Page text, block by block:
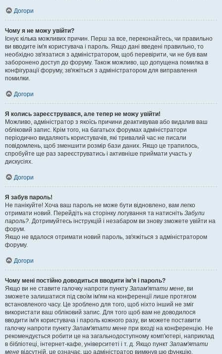
Догори
Чому я не можу увійти?
Існує кілька можливих причин. Перш за все, переконайтесь, чи правильно
ви вводите ім'я користувача і пароль. Якщо дані введені правильно, то
необхідно зв'язатися з адміністратором, щоб перевірити, чи не був вам
заборонено доступ до форуму. Також можливо, що допущена помилка в
конфігурації форуму, зв'яжіться з адміністратором для виправлення
помилки.
Догори
Я колись зареєструвався, але тепер не можу увійти!
Можливо, адміністратор з якоїсь причини деактивував або видалив ваш
обліковий запис. Крім того, на багатьох форумах адміністратори
періодично видаляють користувачів, які тривалий час не писали
повідомлень, щоб зменшити розмір бази даних. Якщо це трапилось,
спробуйте ще раз зареєструватись і активніше приймати участь у
дискусіях.
Догори
Я забув пароль!
Не панікуйте! Хоча ваш пароль не може бути відновлено, вам легко
отримати новий. Перейдіть на сторінку логування та натисніть Забули
пароль?. Дотримуйтесь інструкцій і незабаром ви знову зможете увійти на
форум.
Якщо не вдалося отримати новий пароль, зв'яжіться з адміністратором
форуму.
Догори
Чому мені постійно доводиться вводити ім’я і пароль?
Якщо ви не ставите галочку напроти пункту Запам'ятати мене, ви
зможете залишатися під своїм ім'ям на конференції лише протягом
встановленого часу. Це зроблено для того, щоб ніхто інший не зміг
використати ваш обліковий запис. Для того щоб вам не доводилося
вводити ім'я користувача і пароль кожного разу, ви можете поставити
галочку напроти пункту Запам'ятати мене при вході на конференцію. Не
рекомендується робити це на загальнодоступному комп'ютері, наприклад
в бібліотеці, інтернет-кафе, університеті і т. д. Якщо пункт Запам'ятати
мене відсутній, це означає, що адміністратор вимкнув цю функцію.